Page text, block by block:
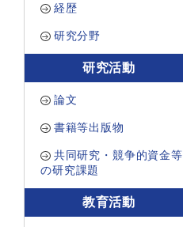
経歴
研究分野
研究活動
論文
書籍等出版物
共同研究・競争的資金等
の研究課題
教育活動